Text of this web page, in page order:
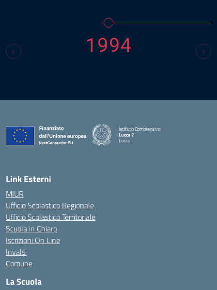
1994
Istituto Comprensivo
Lucca 7
Lucca
Link Esterni
MIUR
Ufficio Scolastico Regionale
Ufficio Scolastico Territoriale
Scuola in Chiaro
Iscrizioni On Line
Invalsi
Comune
La Scuola